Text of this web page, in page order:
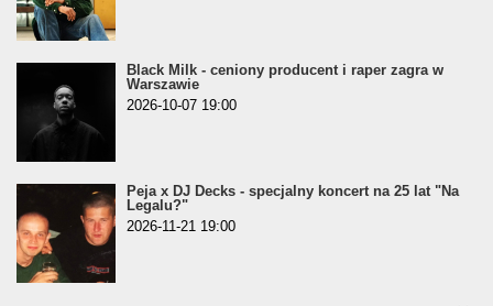
Black Milk - ceniony producent i raper zagra w
Warszawie
2026-10-07 19:00
Peja x DJ Decks - specjalny koncert na 25 lat "Na
Legalu?"
2026-11-21 19:00